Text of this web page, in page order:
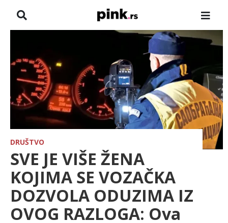
VESTI
ZADRUGA
SHOWBIZ
HRONIKA
PINKOVE ZVEZDE
TV
SPORT
DRUŠTVO
SVE JE VIŠE ŽENA
KOJIMA SE VOZAČKA
DOZVOLA ODUZIMA IZ
OVOG RAZLOGA: Ova